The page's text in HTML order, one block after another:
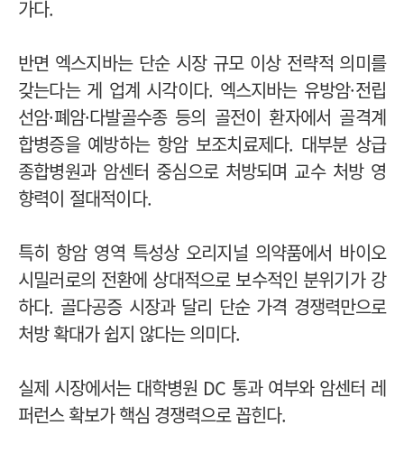
가다.
반면 엑스지바는 단순 시장 규모 이상 전략적 의미를
갖는다는 게 업계 시각이다. 엑스지바는 유방암·전립
선암·폐암·다발골수종 등의 골전이 환자에서 골격계
합병증을 예방하는 항암 보조치료제다. 대부분 상급
종합병원과 암센터 중심으로 처방되며 교수 처방 영
향력이 절대적이다.
특히 항암 영역 특성상 오리지널 의약품에서 바이오
시밀러로의 전환에 상대적으로 보수적인 분위기가 강
하다. 골다공증 시장과 달리 단순 가격 경쟁력만으로
처방 확대가 쉽지 않다는 의미다.
실제 시장에서는 대학병원 DC 통과 여부와 암센터 레
퍼런스 확보가 핵심 경쟁력으로 꼽힌다.